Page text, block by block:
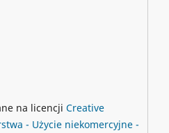
na licencji Creative
- Użycie niekomercyjne -